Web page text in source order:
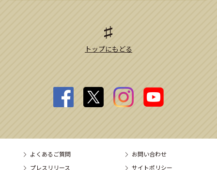
トップにもどる
よくあるご質問
お問い合わせ
プレスリリース
サイトポリシー